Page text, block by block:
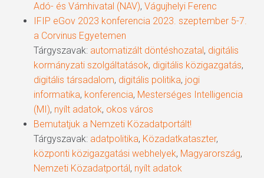
Adó- és Vámhivatal (NAV), Vágujhelyi Ferenc
IFIP eGov 2023 konferencia 2023. szeptember 5-7.
a Corvinus Egyetemen
Tárgyszavak: automatizált döntéshozatal, digitális
kormányzati szolgáltatások, digitális közigazgatás,
digitális társadalom, digitális politika, jogi
informatika, konferencia, Mesterséges Intelligencia
(MI), nyílt adatok, okos város
Bemutatjuk a Nemzeti Közadatportált!
Tárgyszavak: adatpolitika, Közadatkataszter,
központi közigazgatási webhelyek, Magyarország,
Nemzeti Közadatportál, nyílt adatok